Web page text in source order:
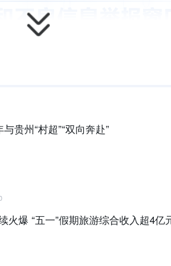
贵州“村超”“双向奔赴”
火爆 “五一”假期旅游综合收入超4亿